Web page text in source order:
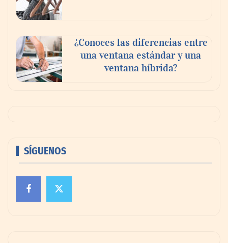
¿Conoces las diferencias entre
una ventana estándar y una
ventana híbrida?
SÍGUENOS